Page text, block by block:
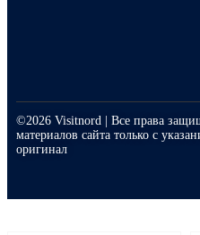
©2026 Visitnord | Все права
материалов сайта только с
оригинал